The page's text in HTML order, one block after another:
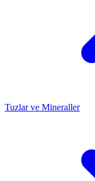
Tuzlar ve Mineraller